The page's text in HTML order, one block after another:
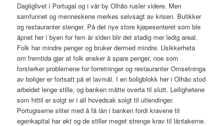
Dagliglivet i Portugal og i vår by Olhão rusler videre. Men
samfunnet og menneskene merkes selvsagt av krisen. Butikker
og restauranter stenger. På det nye store kjøpesenteret som ble
åpnet her i byen for fem år siden blir det stadig mer ledig areal.
Folk har mindre penger og bruker dermed mindre. Usikkerheta
om fremtida gjør at folk ønsker å spare penger, noe som
forsterker problemene for forretninger og restauranter Omsetninga
av boliger er fortsatt på et lavmål. I en boligblokk her i Olhão stod
arbeidet lenge stille, og banken måtte overta til slutt. Leilighetene
som hittil er solgt er i all hovedsak solgt til utlendinger.
Portugiserne sliter med å få lån i banken fordi kravene til
egenkapital har økt og de stiller meget strenge krav til låntakerne.